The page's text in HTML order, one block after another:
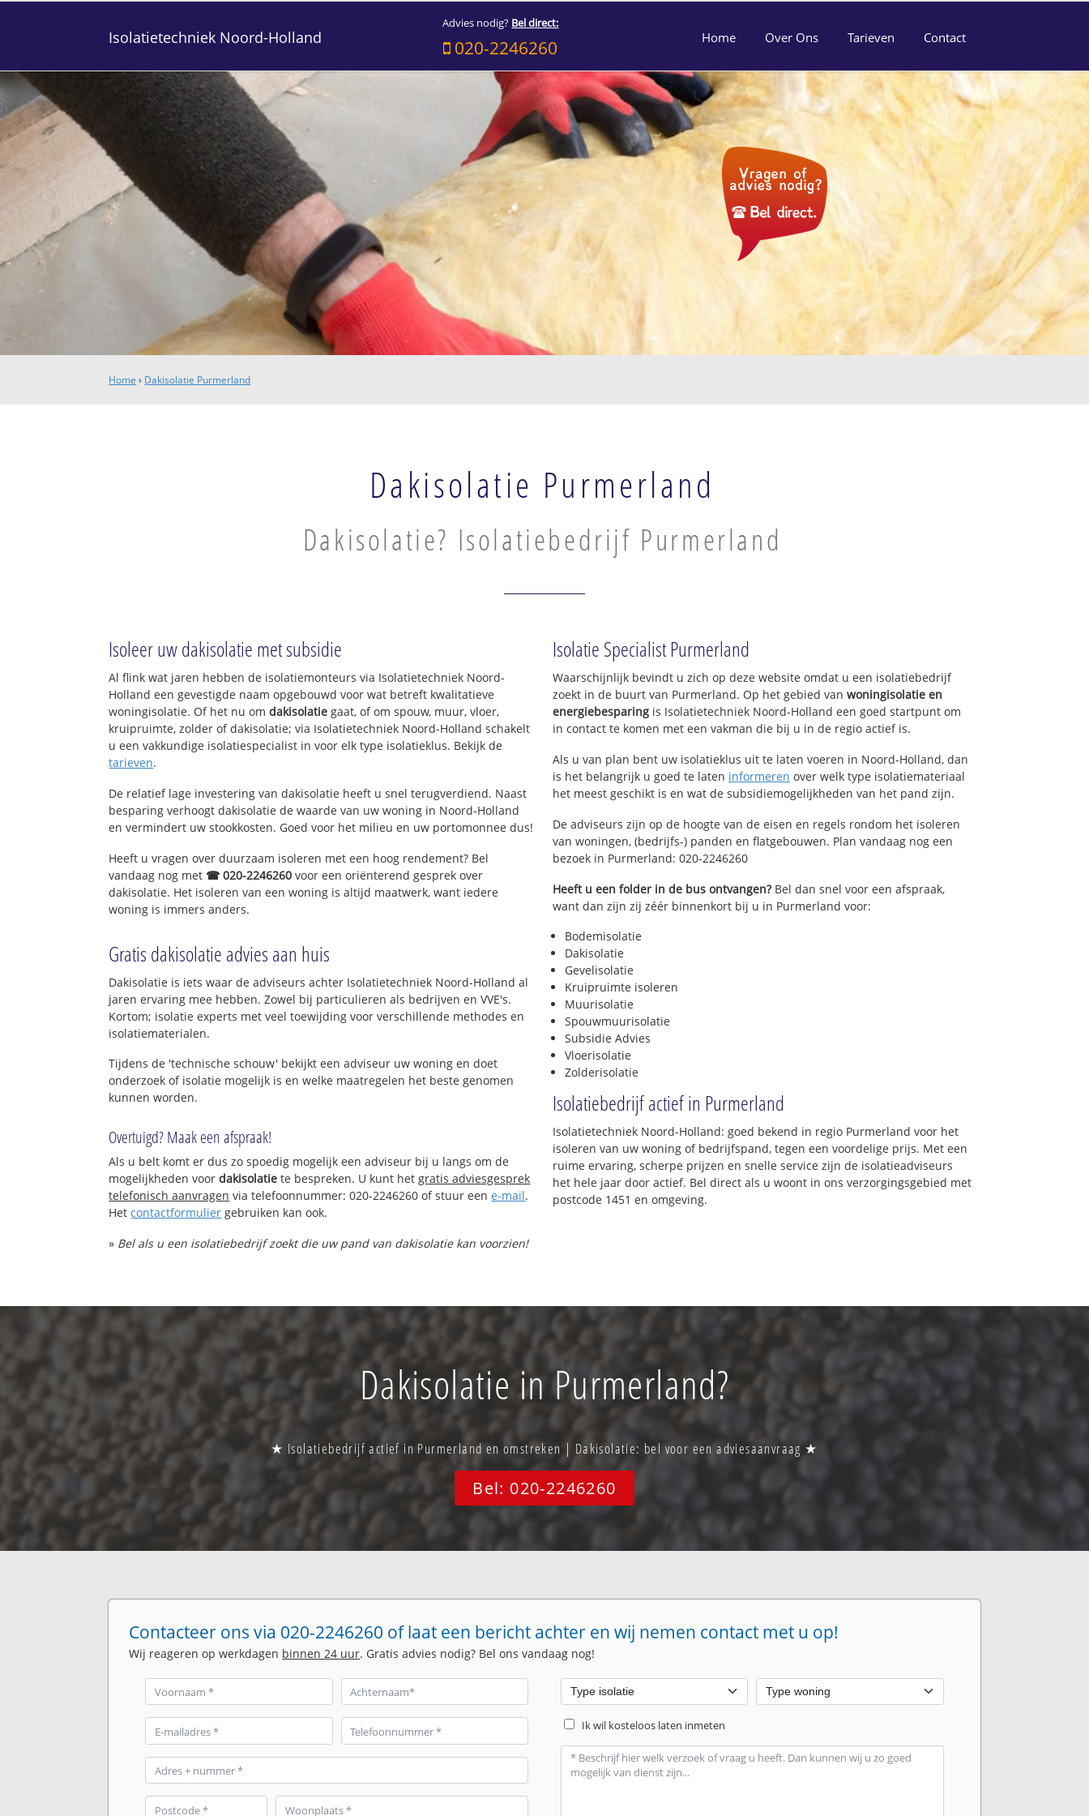
Isolatietechniek Noord-Holland
Advies nodig? Bel direct:
020-2246260 Home Over Ons Tarieven Contact
Home › Dakisolatie Purmerland
Dakisolatie Purmerland
Dakisolatie? Isolatiebedrijf Purmerland
Isoleer uw dakisolatie met subsidie
Al flink wat jaren hebben de isolatiemonteurs via Isolatietechniek Noord-
Holland een gevestigde naam opgebouwd voor wat betreft kwalitatieve
woningisolatie. Of het nu omdakisolatie gaat, of om spouw, muur, vloer,
kruipruimte, zolder of dakisolatie; via Isolatietechniek Noord-Holland schakelt
u een vakkundige isolatiespecialist in voor elk type isolatieklus. Bekijk de
tarieven.
De relatief lage investering van dakisolatie heeft u snel terugverdiend. Naast
besparing verhoogt dakisolatie de waarde van uw woning in Noord-Holland
en vermindert uw stookkosten. Goed voor het milieu en uw portomonnee dus!
Heeft u vragen over duurzaam isoleren met een hoog rendement? Bel
vandaag nog met ☎ 020-2246260 voor een oriënterend gesprek over
dakisolatie. Het isoleren van een woning is altijd maatwerk, want iedere
woning is immers anders.
Gratis dakisolatie advies aan huis
Dakisolatie is iets waar de adviseurs achter Isolatietechniek Noord-Holland al
jaren ervaring mee hebben. Zowel bij particulieren als bedrijven en VVE's.
Kortom; isolatie experts met veel toewijding voor verschillende methodes en
isolatiematerialen.
Tijdens de 'technische schouw' bekijkt een adviseur uw woning en doet
onderzoek of isolatie mogelijk is en welke maatregelen het beste genomen
kunnen worden.
Overtuigd? Maak een afspraak!
Als u belt komt er dus zo spoedig mogelijk een adviseur bij u langs om de
mogelijkheden voordakisolatie te bespreken. U kunt hetgratis adviesgesprek
telefonisch aanvragen via telefoonnummer: 020-2246260 of stuur eene-mail.
Hetcontactformulier gebruiken kan ook.
» Bel als u een isolatiebedrijf zoekt die uw pand van dakisolatie kan voorzien!
Isolatie Specialist Purmerland
Waarschijnlijk bevindt u zich op deze website omdat u een isolatiebedrijf
zoekt in de buurt van Purmerland. Op het gebied van woningisolatie en
energiebesparing is Isolatietechniek Noord-Holland een goed startpunt om
in contact te komen met een vakman die bij u in de regio actief is.
Als u van plan bent uw isolatieklus uit te laten voeren in Noord-Holland, dan
is het belangrijk u goed te laten informeren over welk type isolatiemateriaal
het meest geschikt is en wat de subsidiemogelijkheden van het pand zijn.
De adviseurs zijn op de hoogte van de eisen en regels rondom het isoleren
van woningen, (bedrijfs-) panden en flatgebouwen. Plan vandaag nog een
bezoek in Purmerland: 020-2246260
Heeft u een folder in de bus ontvangen?Bel dan snel voor een afspraak,
want dan zijn zij zéér binnenkort bij u in Purmerland voor:
Bodemisolatie
Dakisolatie
Gevelisolatie
Kruipruimte isoleren
Muurisolatie
Spouwmuurisolatie
Subsidie Advies
Vloerisolatie
Zolderisolatie
Isolatiebedrijf actief in Purmerland
Isolatietechniek Noord-Holland: goed bekend in regio Purmerland voor het
isoleren van uw woning of bedrijfspand, tegen een voordelige prijs. Met een
ruime ervaring, scherpe prijzen en snelle service zijn de isolatieadviseurs
het hele jaar door actief. Bel direct als u woont in ons verzorgingsgebied met
postcode 1451 en omgeving.
Dakisolatie in Purmerland?
★ Isolatiebedrijf actief in Purmerland en omstreken | Dakisolatie: bel voor een adviesaanvraag ★
Bel: 020-2246260
Contacteer ons via 020-2246260 of laat een bericht achter en wij nemen contact met u op!
Wij reageren op werkdagen binnen 24 uur. Gratis advies nodig? Bel ons vandaag nog!
Ik wil kosteloos laten inmeten